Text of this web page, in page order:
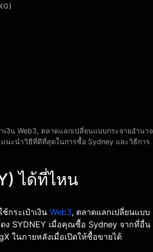
เงิน Web3, ตลาดแลกเปลี่ยนแบบกระจายอำนาจ
นะนำวิธีที่ดีที่สุดในการซื้อ Sydney และวิธีการ
ได้ที่ไหน
กระเป๋าเงิน Web3, ตลาดแลกเปลี่ยนแบบ
ง SYDNEY เมื่อคุณซื้อ Sydney จากที่อื่น
ในภายหลังเมื่อเปิดให้ซื้อขายได้